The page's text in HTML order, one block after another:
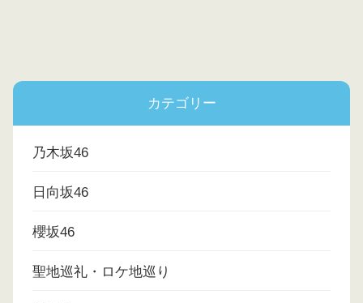
カテゴリー
乃木坂46
日向坂46
櫻坂46
聖地巡礼・ロケ地巡り